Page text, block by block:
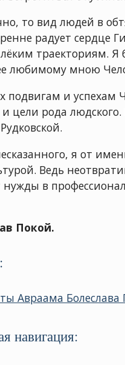
то вид людей в
радует сердце
траекториям.
любимому мною
подвигам и успехам
цели рода
я от
Ведь
нужды в
Покой.
Авраама
навигация: